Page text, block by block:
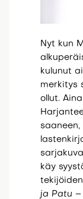
Nyt kun
kulunut
merkitys
ollut.
käy
ja Patu –